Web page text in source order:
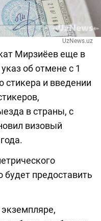
UzNews.uz
Мирзиёев еще в
об отмене с 1
стикера и введении
в страны, с
визовый
будет предоставить